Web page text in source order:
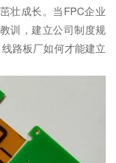
壮成长。当FPC企业
训，建立公司制度规
路板厂如何才能建立